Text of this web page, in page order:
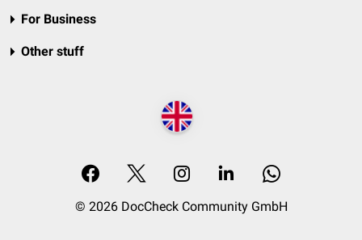
For Business
Other stuff
© 2026 DocCheck Community GmbH